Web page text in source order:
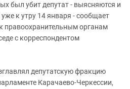
был убит депутат - выясняются и
к утру 14 января - сообщает
правоохранительным органам
с корреспондентом
депутатскую фракцию
Карачаево-Черкессии,